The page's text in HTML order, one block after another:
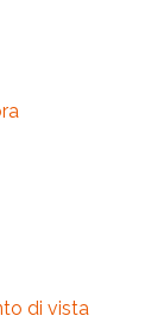
di vista